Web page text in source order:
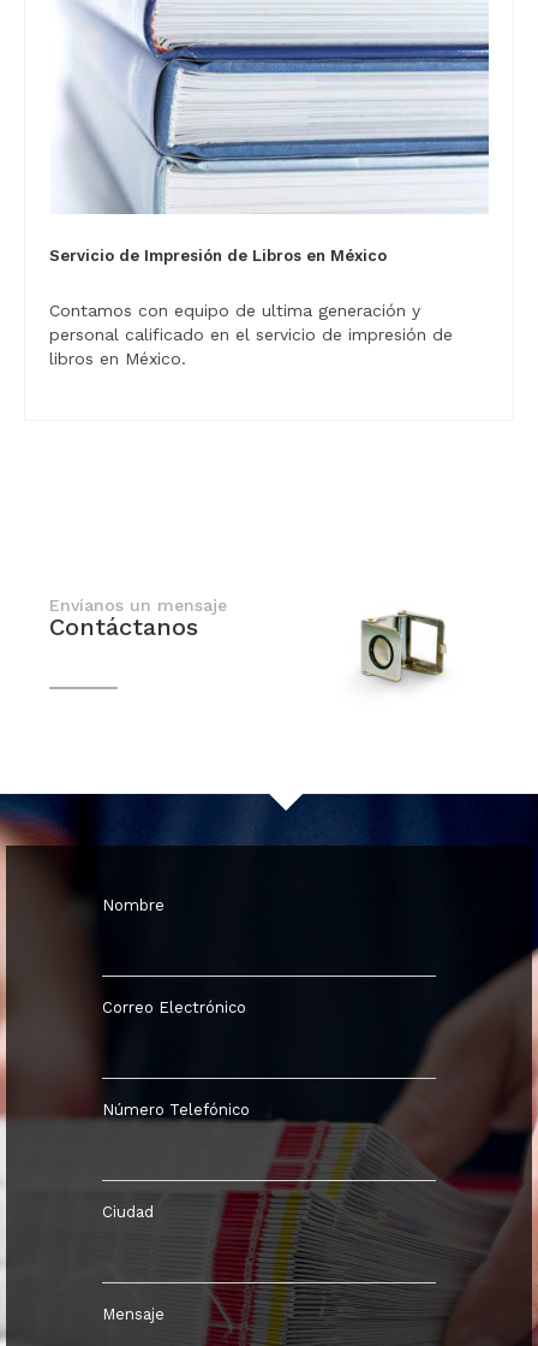
Servicio de Impresión de Libros en México
Contamos con equipo de ultima generación y
personal calificado en el servicio de impresión de
libros en México.
Envíanos un mensaje
Contáctanos
Nombre
Correo Electrónico
Número Telefónico
Ciudad
Mensaje